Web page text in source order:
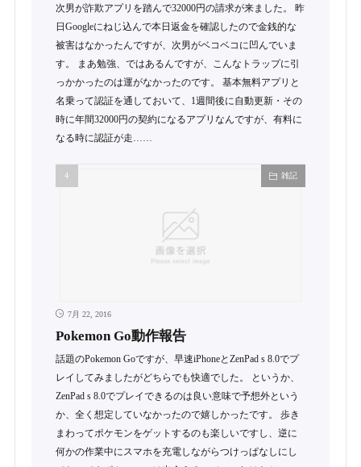
次男が詐欺アプリを踏んで32000円の請求が来ました。 昨
日Googleにねじ込んで本日返金を確認したので金銭的な
被害はなかったんですが、次男がベコベコに凹んでいま
す。 まあ勉強、ではあるんですが、こんなトラップに引
っかかったのは運がなかったのです。 基本無料アプリと
名乗って認証を通しておいて、1週間後に自動更新・その
時に年間32000円の契約になるアプリなんですが、有料に
なる時に認証が走……
雑記
7月 22, 2016
Pokemon Go動作報告
話題のPokemon Goですが、早速iPhoneとZenPad s 8.0でプ
レイしてみましたがどちらでも快適でした。 というか、
ZenPad s 8.0でプレイできるのは良い意味で予想外という
か、全く想定していなかったので嬉しかったです。 歩き
まわってポケモンをゲットするのも楽しいですし、逆に
何かの作業中にスマホを充電しながらつけっぱなしにし